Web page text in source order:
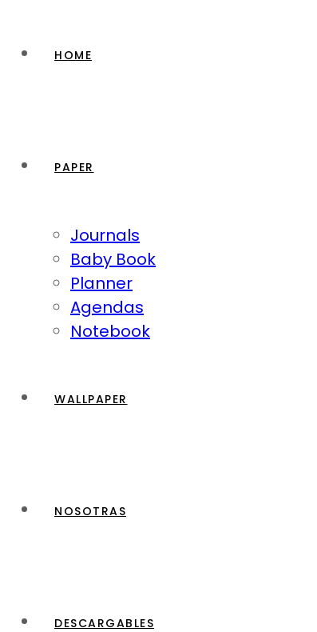
HOME
PAPER
Journals
Baby Book
Planner
Agendas
Notebook
WALLPAPER
NOSOTRAS
DESCARGABLES